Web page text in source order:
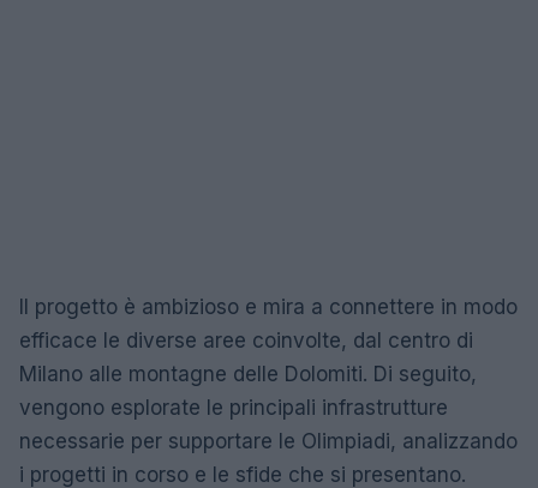
Il progetto è ambizioso e mira a connettere in modo
efficace le diverse aree coinvolte, dal centro di
Milano alle montagne delle Dolomiti. Di seguito,
vengono esplorate le principali infrastrutture
necessarie per supportare le Olimpiadi, analizzando
i progetti in corso e le sfide che si presentano.